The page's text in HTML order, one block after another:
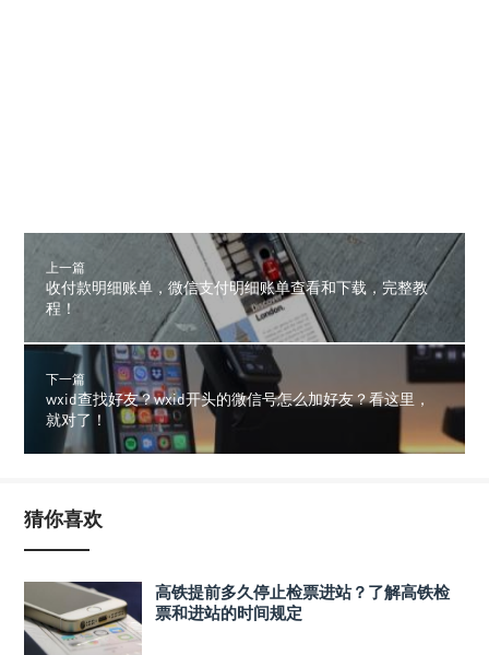
上一篇
收付款明细账单，微信支付明细账单查看和下载，完整教
程！
下一篇
wxid查找好友？wxid开头的微信号怎么加好友？看这里，
就对了！
猜你喜欢
高铁提前多久停止检票进站？了解高铁检
票和进站的时间规定